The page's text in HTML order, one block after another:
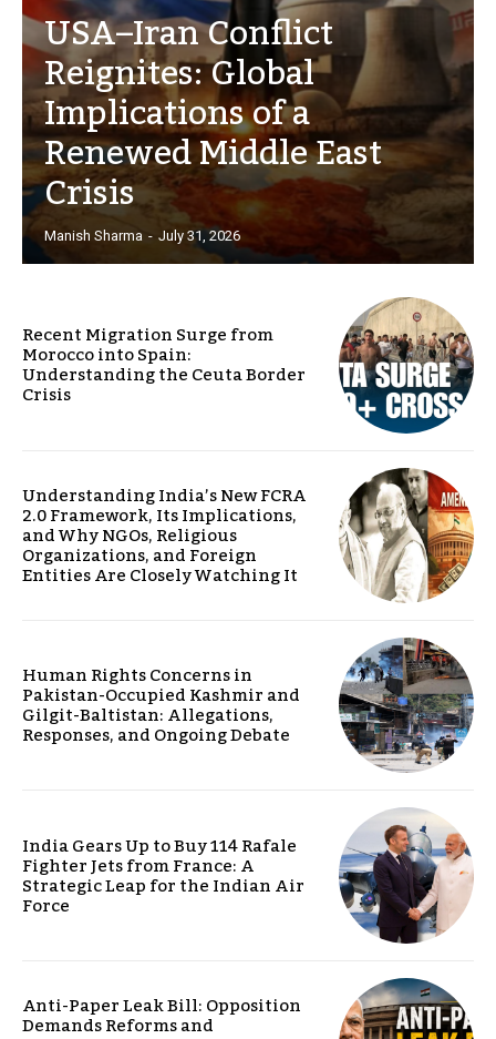
USA–Iran Conflict
Reignites: Global
Implications of a
Renewed Middle East
Crisis
Manish Sharma - July 31, 2026
Recent Migration Surge from
Morocco into Spain:
Understanding the Ceuta Border
Crisis
Understanding India’s New FCRA
2.0 Framework, Its Implications,
and Why NGOs, Religious
Organizations, and Foreign
Entities Are Closely Watching It
Human Rights Concerns in
Pakistan-Occupied Kashmir and
Gilgit-Baltistan: Allegations,
Responses, and Ongoing Debate
India Gears Up to Buy 114 Rafale
Fighter Jets from France: A
Strategic Leap for the Indian Air
Force
Anti-Paper Leak Bill: Opposition
Demands Reforms and